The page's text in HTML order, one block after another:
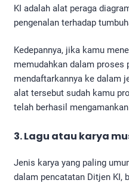
KI adalah alat peraga
pengenalan terhadap
Kedepannya, jika kamu
memudahkan dalam proses
mendaftarkannya ke dalam
alat tersebut sudah kamu
telah berhasil
3. Lagu atau karya
Jenis karya yang paling
dalam pencatatan Ditjen KI,